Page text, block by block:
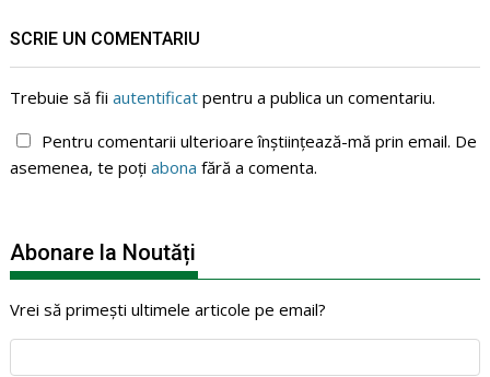
SCRIE UN COMENTARIU
Trebuie să fiiautentificat pentru a publica un comentariu.
Pentru comentarii ulterioare înștiințează-mă prin email. De
asemenea, te poțiabona fără a comenta.
Abonare la Noutăți
Vrei să primești ultimele articole pe email?